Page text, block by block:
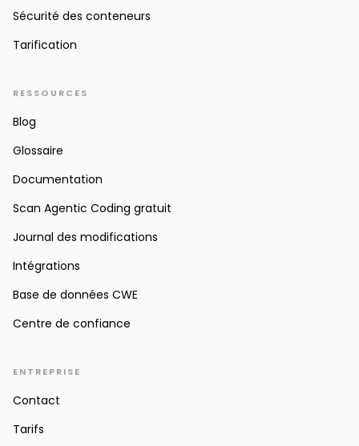
Sécurité des conteneurs
Tarification
RESSOURCES
Blog
Glossaire
Documentation
Scan Agentic Coding gratuit
Journal des modifications
Intégrations
Base de données CWE
Centre de confiance
ENTREPRISE
Contact
Tarifs